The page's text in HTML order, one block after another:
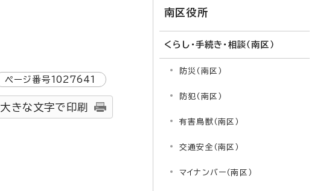
ページ番号1027641
大きな文字で印刷
南区役所
くらし・手続き・相談（南区）
防災（南区）
防犯（南区）
有害鳥獣（南区）
交通安全（南区）
マイナンバー（南区）